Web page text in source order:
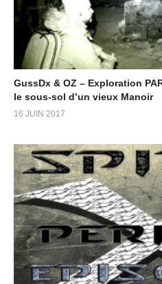
GussDx & OZ – Exploration
le sous-sol d’un vieux Manoir
16 JUIN 2017